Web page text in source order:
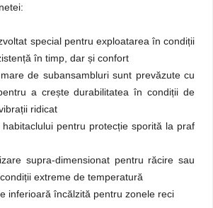
special pentru exploatarea în condiții
în timp, dar și confort
de subansambluri sunt prevăzute cu
a crește durabilitatea în condiții de
ridicat
pentru protecție sporită la praf
supra-dimensionat pentru răcire sau
extreme de temperatură
inferioară încălzită pentru zonele reci